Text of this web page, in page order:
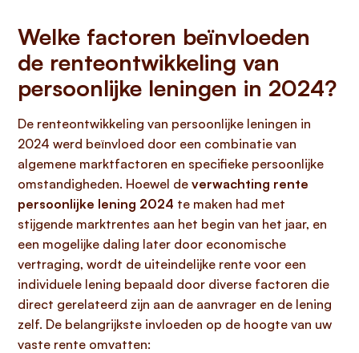
Welke factoren beïnvloeden
de renteontwikkeling van
persoonlijke leningen in 2024?
De renteontwikkeling van persoonlijke leningen in
2024 werd beïnvloed door een combinatie van
algemene marktfactoren en specifieke persoonlijke
omstandigheden. Hoewel de verwachting rente
persoonlijke lening 2024 te maken had met
stijgende marktrentes aan het begin van het jaar, en
een mogelijke daling later door economische
vertraging, wordt de uiteindelijke rente voor een
individuele lening bepaald door diverse factoren die
direct gerelateerd zijn aan de aanvrager en de lening
zelf. De belangrijkste invloeden op de hoogte van uw
vaste rente omvatten: